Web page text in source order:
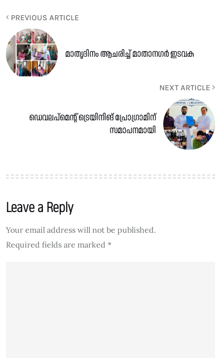
PREVIOUS ARTICLE
മാതൃദിനം ആചരിച്ച് മാതാനഗർ ഇടവക
NEXT ARTICLE
ഡെവലപ്മെന്റ് ട്രെയിനിങ് പ്രോഗ്രാമിന്
സമാപനമായി
Leave a Reply
Your email address will not be published.
Required fields are marked *